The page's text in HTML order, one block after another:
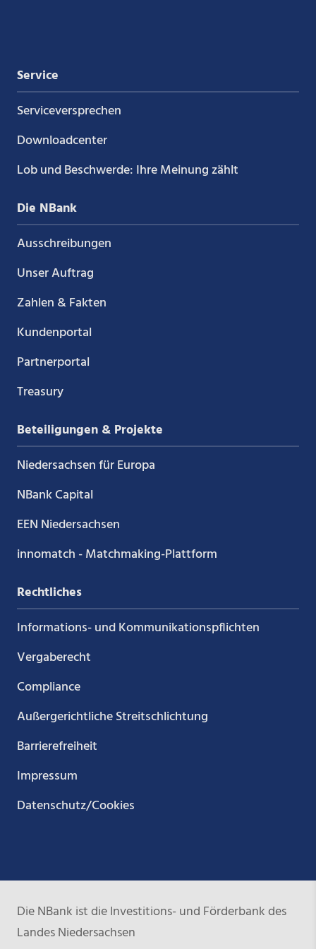
Service
Service­versprechen
Downloadcenter
Lob und Beschwerde: Ihre Meinung zählt
Die NBank
Ausschreibungen
Unser Auftrag
Zahlen & Fakten
Kundenportal
Partnerportal
Treasury
Beteiligungen & Projekte
Niedersachsen für Europa
NBank Capital
EEN Niedersachsen
innomatch - Matchmaking-Plattform
Rechtliches
Informations- und Kommunikations­pflichten
Vergaberecht
Compliance
Außergerichtliche Streitschlichtung
Barrierefreiheit
Impressum
Datenschutz/Cookies
Die NBank ist die Investitions- und Förderbank des
Landes Niedersachsen